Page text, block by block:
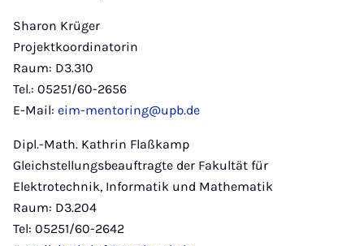
Sharon Krüger
Projektkoordinatorin
Raum: D3.310
Tel.: 05251/60-2656
E-Mail: eim-mentoring@upb.de
Dipl.-Math. Kathrin Flaßkamp
Gleichstellungsbeauftragte der Fakultät für
Elektrotechnik, Informatik und Mathematik
Raum: D3.204
Tel: 05251/60-2642